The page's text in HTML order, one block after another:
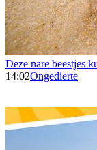
Deze nare beestjes
14:02Ongedierte